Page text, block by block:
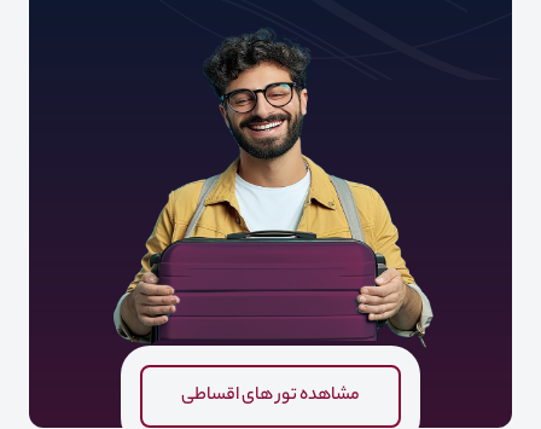
مشاهده تور های اقساطی